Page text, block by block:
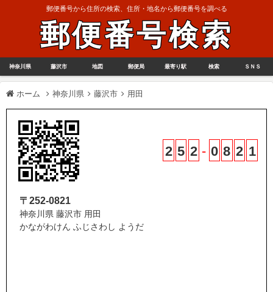
郵便番号から住所の検索、住所・地名から郵便番号を調べる
郵便番号検索
神奈川県 藤沢市 地図 郵便局 最寄り駅 検索 ＳＮＳ
ホーム 神奈川県 藤沢市 用田
2 5 2 - 0 8 2 1
〒252-0821
神奈川県 藤沢市 用田
かながわけん ふじさわし ようだ